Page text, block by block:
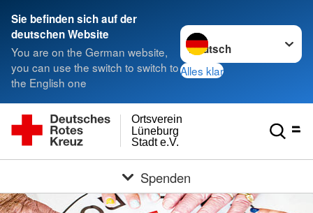
Sie befinden sich auf der
deutschen Website
You are on the German website,
you can use the switch to switch to
the English one
Sprache wechseln zu
Alles klar
Stadt e.V.
Lüneburg
Ortsverein
Spenden